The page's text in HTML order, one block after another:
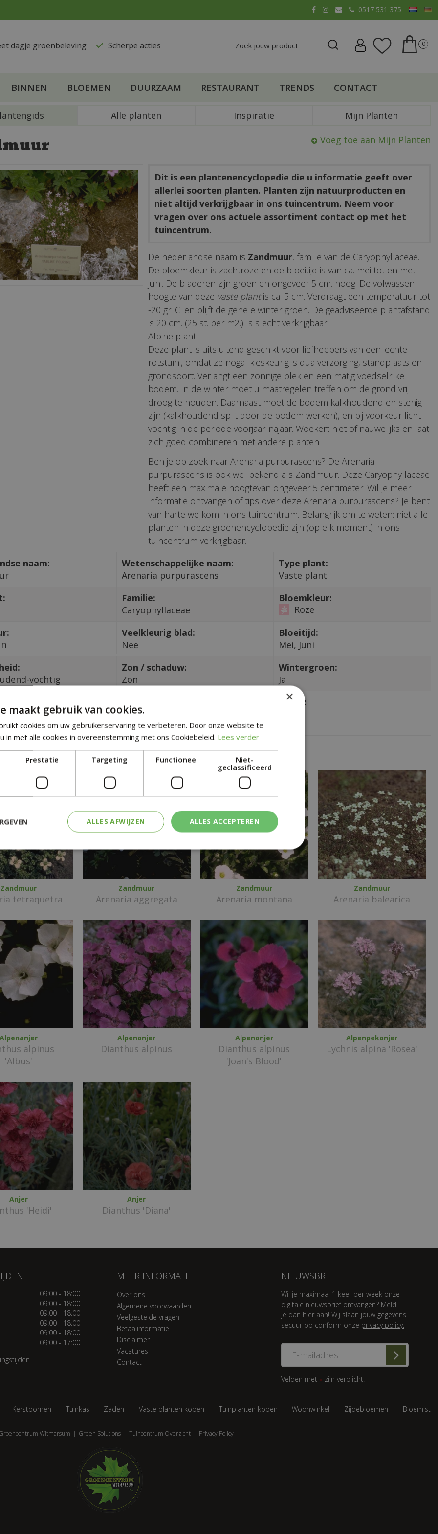
0517 531 375
dagje groenbeleving ​Scherpe acties
BINNEN BLOEMEN DUURZAAM RESTAURANT TRENDS CONTACT
Alle planten Inspiratie Mijn Planten
Voeg toe aan Mijn Planten
Dit is een plantenencyclopedie die u informatie geeft over
allerlei soorten planten. Planten zijn natuurproducten en
niet altijd verkrijgbaar in ons tuincentrum. Neem voor
vragen over ons actuele assortiment contact op met het
tuincentrum.
De nederlandse naam is Zandmuur, familie van de Caryophyllaceae.
De bloemkleur is zachtroze en de bloeitijd is van ca. mei tot en met
juni. De bladeren zijn groen en ongeveer 5 cm. hoog. De volwassen
hoogte van deze vaste plantis ca. 5 cm. Verdraagt een temperatuur tot
-20 gr. C. en blijft de gehele winter groen. De geadviseerde plantafstand
is 20 cm. (25 st. per m2.) Is slecht verkrijgbaar.
Alpine plant.
Deze plant is uitsluitend geschikt voor liefhebbers van een 'echte
rotstuin', omdat ze nogal kieskeurig is qua verzorging, standplaats en
grondsoort. Verlangt een zonnige plek en een matig voedselrijke
bodem. In de winter moet u maatregelen treffen om de grond vrij
droog te houden. Daarnaast moet de bodem kalkhoudend en stenig
zijn (kalkhoudend split door de bodem werken), en bij voorkeur licht
vochtig in de periode voorjaar-najaar. Woekert niet of nauwelijks en laat
zich goed combineren met andere planten.
Ben je op zoek naar Arenaria purpurascens? De Arenaria
purpurascens is ook wel bekend als Zandmuur. Deze Caryophyllaceae
heeft een maximale hoogtevan ongeveer 5 centimeter. Wil je meer
informatie ontvangen of tips over deze Arenaria purpurascens? Je bent
van harte welkom in ons tuincentrum. Belangrijk om te weten: niet alle
planten in deze groenencyclopedie zijn (op elk moment) in ons
tuincentrum verkrijgbaar.
naam:
Wetenschappelijke naam:
Arenaria purpurascens
Type plant:
Vaste plant
Familie:
Caryophyllaceae
Bloemkleur:
Roze
Veelkleurig blad:
Nee
Bloeitijd:
Mei, Juni
vochtig
Zon / schaduw:
Zon
Wintergroen:
Ja
tot basisch
5
Giftig:
planten
Zandmuur
tetraquetra
Zandmuur
Arenaria aggregata
Zandmuur
Arenaria montana
Zandmuur
Arenaria balearica
Alpenanjer
alpinus
'Albus'
Alpenanjer
Dianthus alpinus
Alpenanjer
Dianthus alpinus
'Joan's Blood'
Alpenpekanjer
Lychnis alpina 'Rosea'
Anjer
'Heidi'
Anjer
Dianthus 'Diana'
09:00 - 18:00
09:00 - 18:00
09:00 - 18:00
09:00 - 18:00
09:00 - 18:00
09:00 - 17:00
MEER INFORMATIE
Over ons
Algemene voorwaarden
Veelgestelde vragen
Betaalinformatie
Disclaimer
Vacatures
Contact
NIEUWSBRIEF
Wil je maximaal 1 keer per week onze
digitale nieuwsbrief ontvangen? Meld
je dan hier aan! Wij slaan jouw gegevens
secuur op conform onze privacy policy.
Velden met * zijn verplicht.
Kerstbomen Tuinkas Zaden Vaste planten kopen Tuinplanten kopen Woonwinkel Zijdebloemen Bloemist
Witmarsum Green Solutions Tuincentrum Overzicht Privacy Policy
×
maakt gebruik van cookies.
cookies om uw gebruikerservaring te verbeteren. Door onze website te
in met alle cookies in overeenstemming met ons Cookiebeleid. Lees verder
Prestatie Targeting Functioneel
Niet-
geclassificeerd
ALLES ACCEPTEREN
ALLES AFWIJZEN